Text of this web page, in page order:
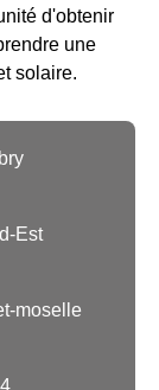
d'obtenir
une
solaire.
Est
moselle